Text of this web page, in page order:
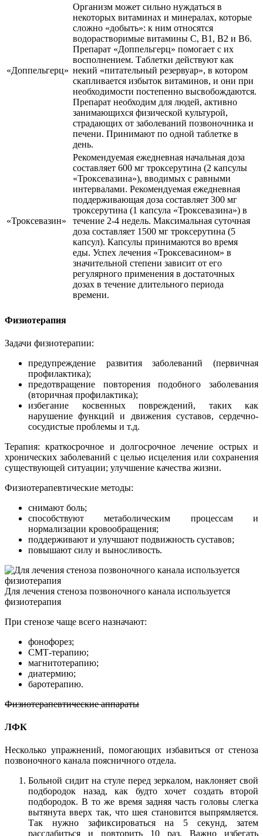
«Доппельгерц»
Организм может сильно нуждаться в
некоторых витаминах и минералах, которые
сложно «добыть»: к ним относятся
водорастворимые витамины С, В1, В2 и В6.
Препарат «Доппельгерц» помогает с их
восполнением. Таблетки действуют как
некий «питательный резервуар», в котором
скапливается избыток витаминов, и они при
необходимости постепенно высвобождаются.
Препарат необходим для людей, активно
занимающихся физической культурой,
страдающих от заболеваний позвоночника и
печени. Принимают по одной таблетке в
день.
«Троксевазин»
Рекомендуемая ежедневная начальная доза
составляет 600 мг троксерутина (2 капсулы
«Троксевазина»), вводимых с равными
интервалами. Рекомендуемая ежедневная
поддерживающая доза составляет 300 мг
троксерутина (1 капсула «Троксевазина») в
течение 2-4 недель. Максимальная суточная
доза составляет 1500 мг троксерутина (5
капсул). Капсулы принимаются во время
еды. Успех лечения «Троксевасином» в
значительной степени зависит от его
регулярного применения в достаточных
дозах в течение длительного периода
времени.
Физиотерапия
Задачи физиотерапии:
предупреждение развития заболеваний (первичная
профилактика);
предотвращение повторения подобного заболевания
(вторичная профилактика);
избегание косвенных повреждений, таких как
нарушение функций и движения суставов, сердечно-
сосудистые проблемы и т.д.
Терапия: краткосрочное и долгосрочное лечение острых и
хронических заболеваний с целью исцеления или сохранения
существующей ситуации; улучшение качества жизни.
Физиотерапевтические методы:
снимают боль;
способствуют метаболическим процессам и
нормализации кровообращения;
поддерживают и улучшают подвижность суставов;
повышают силу и выносливость.
Для лечения стеноза позвоночного канала используется
физиотерапия
При стенозе чаще всего назначают:
фонофорез;
СМТ-терапию;
магнитотерапию;
диатермию;
баротерапию.
Физиотерапевтические аппараты
ЛФК
Несколько упражнений, помогающих избавиться от стеноза
позвоночного канала поясничного отдела.
Больной сидит на стуле перед зеркалом, наклоняет свой
подбородок назад, как будто хочет создать второй
подбородок. В то же время задняя часть головы слегка
вытянута вверх так, что шея становится выпрямляется.
Так нужно зафиксироваться на 5 секунд, затем
расслабиться и повторить 10 раз. Важно избегать